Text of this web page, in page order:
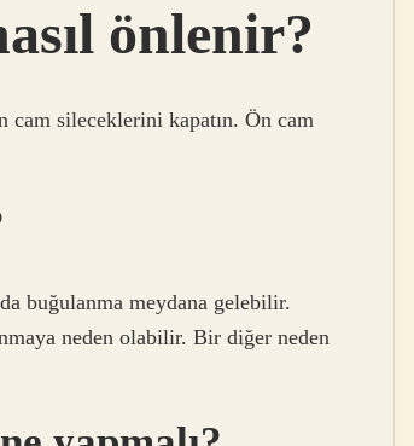
önlenir?
cam sileceklerini kapatın. Ön cam
buğulanma meydana gelebilir.
neden olabilir. Bir diğer neden